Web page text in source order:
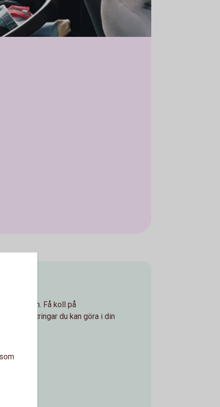
plånboken. Få koll på
förbättringar du kan göra i din